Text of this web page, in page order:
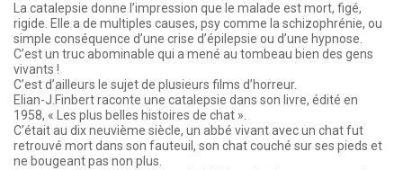
La catalepsie donne l’impression que le malade est mort, figé,
rigide. Elle a de multiples causes, psy comme la schizophrénie, ou
simple conséquence d’une crise d’épilepsie ou d’une hypnose.
C’est un truc abominable qui a mené au tombeau bien des gens
vivants !
C’est d’ailleurs le sujet de plusieurs films d’horreur.
Elian-J.Finbert raconte une catalepsie dans son livre, édité en
1958, « Les plus belles histoires de chat ».
C’était au dix neuvième siècle, un abbé vivant avec un chat fut
retrouvé mort dans son fauteuil, son chat couché sur ses pieds et
ne bougeant pas non plus.